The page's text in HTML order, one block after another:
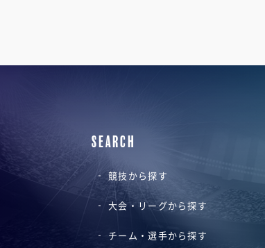
SEARCH
競技から探す
大会・リーグから探す
チーム・選手から探す